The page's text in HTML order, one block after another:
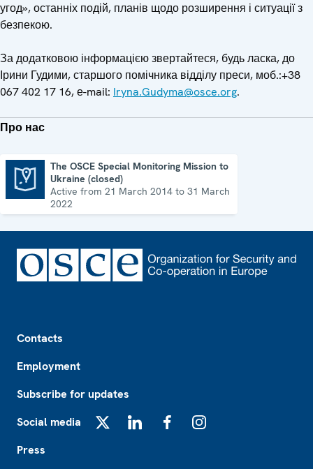
угод», останніх подій, планів щодо розширення і ситуації з
безпекою.
За додатковою інформацією звертайтеся, будь ласка, до
Ірини Гудими, старшого помічника відділу преси, моб.:+38
067 402 17 16, е-mail: Iryna.Gudyma@osce.org.
Про нас
The OSCE Special Monitoring Mission to
Ukraine (closed)
Active from 21 March 2014 to 31 March
2022
Contacts
Employment
Subscribe for updates
Social media
Press